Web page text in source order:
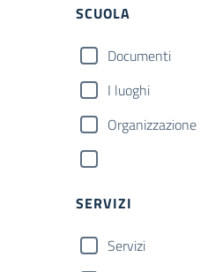
SCUOLA
Documenti
I luoghi
Organizzazione
SERVIZI
Servizi